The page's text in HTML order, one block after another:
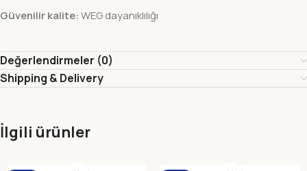
Güvenilir kalite:WEG dayanıklılığı
Değerlendirmeler (0)
Shipping & Delivery
İlgili ürünler